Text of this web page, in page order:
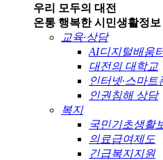
우리 모두의 대전
온통 행복한 시민생활정보
교육·상담
AI디지털배움
대전의 대학교
인터넷·스마
인권침해 상담
복지
국민기초생활
의료급여제도
긴급복지지원